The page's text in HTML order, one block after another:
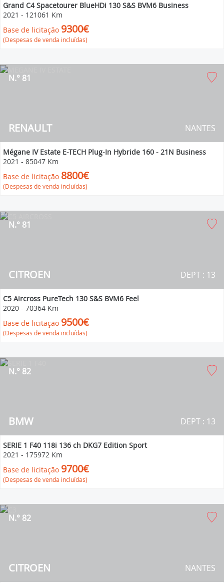
Grand C4 Spacetourer BlueHDi 130 S&S BVM6 Business
2021 - 121061 Km
Base de licitação 9300€
(Despesas de venda incluídas)
RENAULT
N.° 81
NANTES
Mégane IV Estate E-TECH Plug-In Hybride 160 - 21N Business
2021 - 85047 Km
Base de licitação 8800€
(Despesas de venda incluídas)
CITROEN
N.° 81
DEPT : 13
C5 Aircross PureTech 130 S&S BVM6 Feel
2020 - 70364 Km
Base de licitação 9500€
(Despesas de venda incluídas)
BMW
N.° 82
DEPT : 13
SERIE 1 F40 118i 136 ch DKG7 Edition Sport
2021 - 175972 Km
Base de licitação 9700€
(Despesas de venda incluídas)
CITROEN
N.° 82
NANTES